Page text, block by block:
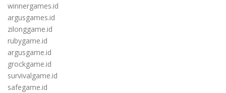
winnergames.id
argusgames.id
zilonggame.id
rubygame.id
argusgame.id
grockgame.id
survivalgame.id
safegame.id